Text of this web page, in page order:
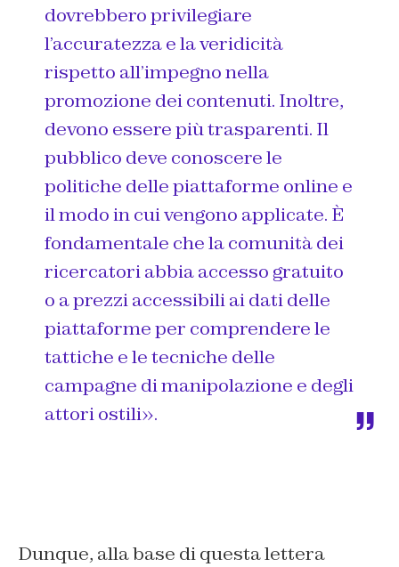
dovrebbero privilegiare
l’accuratezza e la veridicità
rispetto all’impegno nella
promozione dei contenuti. Inoltre,
devono essere più trasparenti. Il
pubblico deve conoscere le
politiche delle piattaforme online e
il modo in cui vengono applicate. È
fondamentale che la comunità dei
ricercatori abbia accesso gratuito
o a prezzi accessibili ai dati delle
piattaforme per comprendere le
tattiche e le tecniche delle
campagne di manipolazione e degli
attori ostili».
Dunque, alla base di questa lettera